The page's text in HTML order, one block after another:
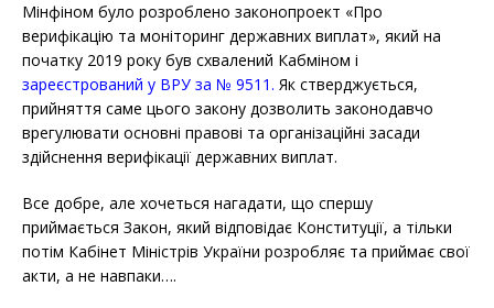
Мінфіном було розроблено законопроект «Про
верифікацію та моніторинг державних виплат», який на
початку 2019 року був схвалений Кабміном і
зареєстрований у ВРУ за № 9511. Як стверджується,
прийняття саме цього закону дозволить законодавчо
врегулювати основні правові та організаційні засади
здійснення верифікації державних виплат.
Все добре, але хочеться нагадати, що спершу
приймається Закон, який відповідає Конституції, а тільки
потім Кабінет Міністрів України розробляє та приймає свої
акти, а не навпаки….